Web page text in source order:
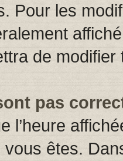
Pour les
de
pas
l’heure
vous êtes.